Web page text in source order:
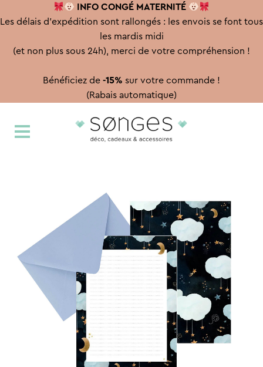
INFO CONGÉ MATERNITÉ
Les délais d'expédition sont rallongés : les envois se font tous
les mardis midi
(et non plus sous 24h), merci de votre compréhension !
Bénéficiez de -15% sur votre commande !
(Rabais automatique)
à
au